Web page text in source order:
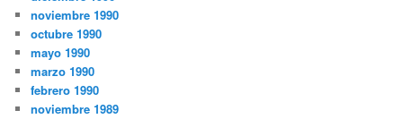
noviembre 1990
octubre 1990
mayo 1990
marzo 1990
febrero 1990
noviembre 1989